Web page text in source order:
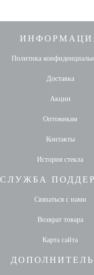
Политика
Доставка
Акции
Оптовикам
Контакты
История стекла
СЛУЖБА
Связаться с нами
Возврат товара
Карта сайта